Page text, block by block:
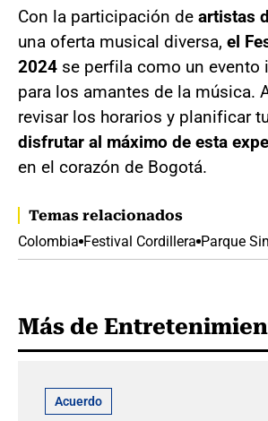
Con la participación de artistas
una oferta musical diversa, el
2024 se perfila como un evento
para los amantes de la música.
revisar los horarios y planificar
disfrutar al máximo de esta
en el corazón de Bogotá.
Temas relacionados
Colombia Festival Cordillera Parque
Más de
Acuerdo